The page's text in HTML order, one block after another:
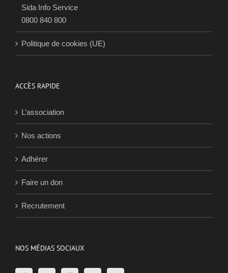
Sida Info Service
0800 840 800
Politique de cookies (UE)
ACCÈS RAPIDE
L’association
Nos actions
Adhérer
Faire un don
Recrutement
NOS MÉDIAS SOCIAUX